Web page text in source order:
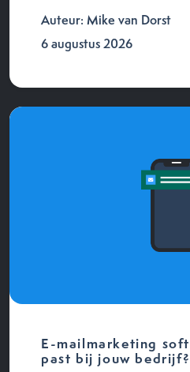
Auteur: Mike van Dorst
6 augustus 2026
E-mailmarketing
past bij jouw bedrijf?